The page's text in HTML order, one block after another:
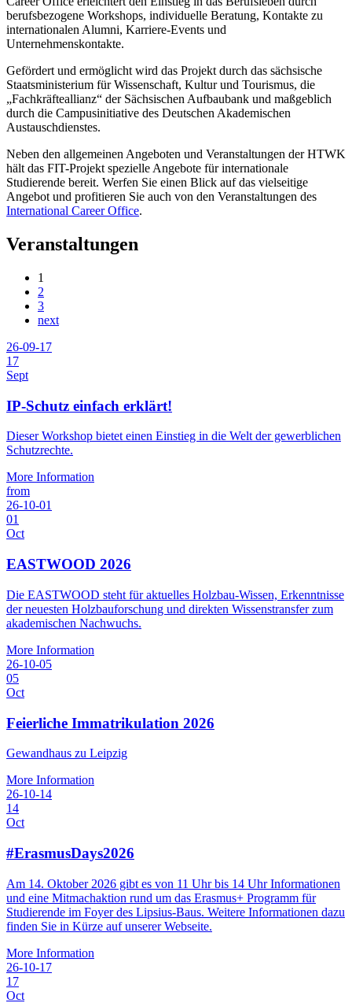
berufsbezogene Workshops, individuelle Beratung, Kontakte zu
internationalen Alumni, Karriere-Events und
Unternehmenskontakte.
Gefördert und ermöglicht wird das Projekt durch das sächsische
Staatsministerium für Wissenschaft, Kultur und Tourismus, die
„Fachkräfteallianz“ der Sächsischen Aufbaubank und maßgeblich
durch die Campusinitiative des Deutschen Akademischen
Austauschdienstes.
Neben den allgemeinen Angeboten und Veranstaltungen der HTWK
hält das FIT-Projekt spezielle Angebote für internationale
Studierende bereit. Werfen Sie einen Blick auf das vielseitige
Angebot und profitieren Sie auch von den Veranstaltungen des
International Career Office.
Veranstaltungen
1
2
3
next
26-09-17
17
Sept
IP-Schutz einfach erklärt!
Dieser Workshop bietet einen Einstieg in die Welt der gewerblichen
Schutzrechte.
More Information
from
26-10-01
01
Oct
EASTWOOD 2026
Die EASTWOOD steht für aktuelles Holzbau-Wissen, Erkenntnisse
der neuesten Holzbauforschung und direkten Wissenstransfer zum
akademischen Nachwuchs.
More Information
26-10-05
05
Oct
Feierliche Immatrikulation 2026
Gewandhaus zu Leipzig
More Information
26-10-14
14
Oct
#ErasmusDays2026
Am 14. Oktober 2026 gibt es von 11 Uhr bis 14 Uhr Informationen
und eine Mitmachaktion rund um das Erasmus+ Programm für
Studierende im Foyer des Lipsius-Baus. Weitere Informationen dazu
finden Sie in Kürze auf unserer Webseite.
More Information
26-10-17
17
Oct